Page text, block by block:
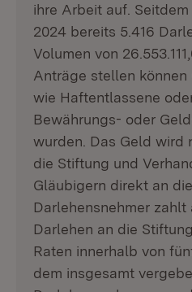
ihre Arbeit auf.
2024 bereits 5.416
Volumen von
Anträge stellen können
wie Haftentlassene
Bewährungs- oder
wurden. Das Geld wird
die Stiftung und
Gläubigern direkt an
Darlehensnehmer
Darlehen an die
Raten innerhalb von
dem insgesamt